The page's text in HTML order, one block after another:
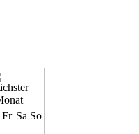
Fr Sa So